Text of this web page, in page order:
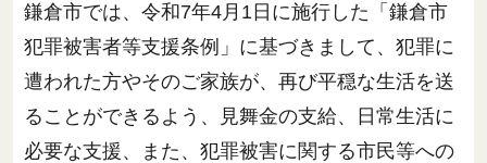
鎌倉市では、令和7年4月1日に施行した「鎌倉市
犯罪被害者等支援条例」に基づきまして、犯罪に
遭われた方やそのご家族が、再び平穏な生活を送
ることができるよう、見舞金の支給、日常生活に
必要な支援、また、犯罪被害に関する市民等への